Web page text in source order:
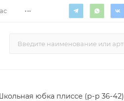
...
юбка плиссе (р-р 36-42)